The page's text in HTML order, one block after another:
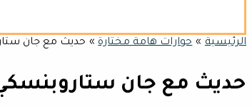
الرئيسية حوارات هامة مختارة حديث مع جان
حديث مع جان